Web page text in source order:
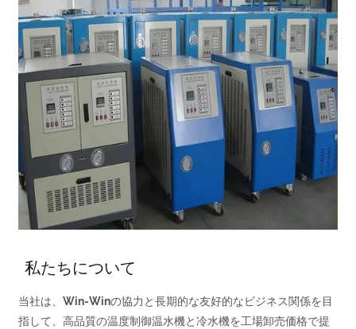
私たちについて
当社は、Win-Winの協力と長期的な友好的なビジネス関係を目
指して、高品質の温度制御温水機と冷水機を工場卸売価格で提